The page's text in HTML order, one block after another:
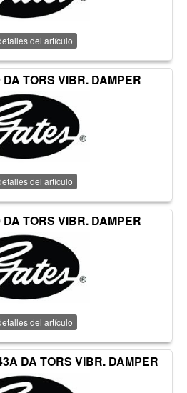
del artículo
TORS VIBR. DAMPER
del artículo
TORS VIBR. DAMPER
del artículo
DA TORS VIBR. DAMPER